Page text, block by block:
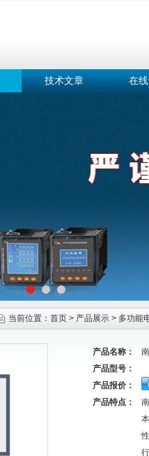
技术文章 在
当前位置： 首页 > 产品展示 > 多功能
产品名称：
产品型号：
产品报价：
产品特点：